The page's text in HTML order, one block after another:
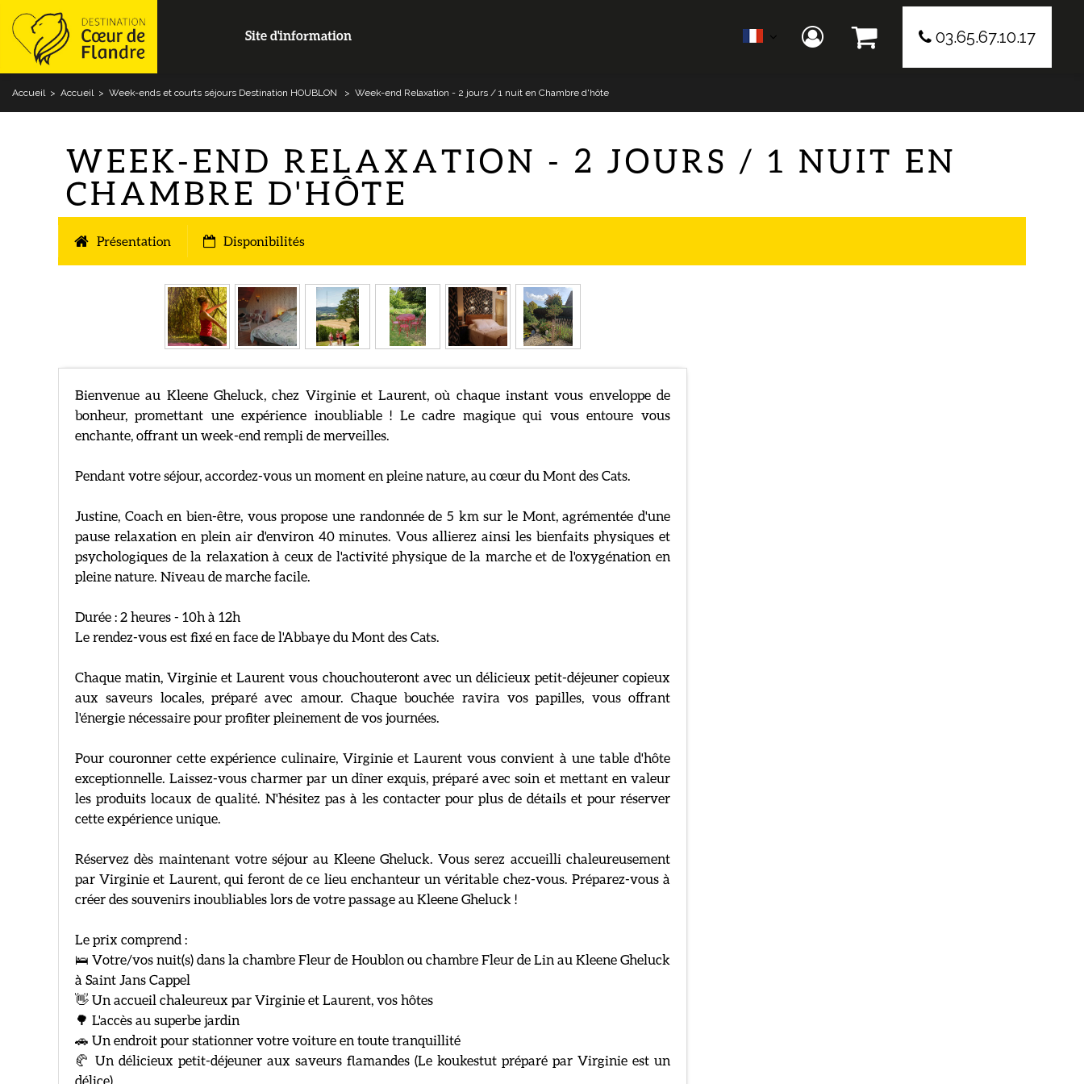
Site d'information 03.65.67.10.17
Accueil > Accueil > Week-ends et courts séjours Destination HOUBLON > Week-end Relaxation - 2 jours / 1 nuit en Chambre d'hôte
WEEK-END RELAXATION - 2 JOURS / 1 NUIT EN
CHAMBRE D'HÔTE
Présentation Disponibilités
Bienvenue au Kleene Gheluck, chez Virginie et Laurent, où chaque instant vous enveloppe de
bonheur, promettant une expérience inoubliable ! Le cadre magique qui vous entoure vous
enchante, offrant un week-end rempli de merveilles.
Pendant votre séjour, accordez-vous un moment en pleine nature, au cœur du Mont des Cats.
Justine, Coach en bien-être, vous propose une randonnée de 5 km sur le Mont, agrémentée d'une
pause relaxation en plein air d'environ 40 minutes. Vous allierez ainsi les bienfaits physiques et
psychologiques de la relaxation à ceux de l'activité physique de la marche et de l'oxygénation en
pleine nature. Niveau de marche facile.
Durée : 2 heures - 10h à 12h
Le rendez-vous est fixé en face de l'Abbaye du Mont des Cats.
Chaque matin, Virginie et Laurent vous chouchouteront avec un délicieux petit-déjeuner copieux
aux saveurs locales, préparé avec amour. Chaque bouchée ravira vos papilles, vous offrant
l'énergie nécessaire pour profiter pleinement de vos journées.
Pour couronner cette expérience culinaire, Virginie et Laurent vous convient à une table d'hôte
exceptionnelle. Laissez-vous charmer par un dîner exquis, préparé avec soin et mettant en valeur
les produits locaux de qualité. N'hésitez pas à les contacter pour plus de détails et pour réserver
cette expérience unique.
Réservez dès maintenant votre séjour au Kleene Gheluck. Vous serez accueilli chaleureusement
par Virginie et Laurent, qui feront de ce lieu enchanteur un véritable chez-vous. Préparez-vous à
créer des souvenirs inoubliables lors de votre passage au Kleene Gheluck !
Le prix comprend :
🛌 Votre/vos nuit(s) dans la chambre Fleur de Houblon ou chambre Fleur de Lin au Kleene Gheluck
à Saint Jans Cappel
👋 Un accueil chaleureux par Virginie et Laurent, vos hôtes
🌳 L'accès au superbe jardin
🚗 Un endroit pour stationner votre voiture en toute tranquillité
🥐 Un délicieux petit-déjeuner aux saveurs flamandes (Le koukestut préparé par Virginie est un
délice)